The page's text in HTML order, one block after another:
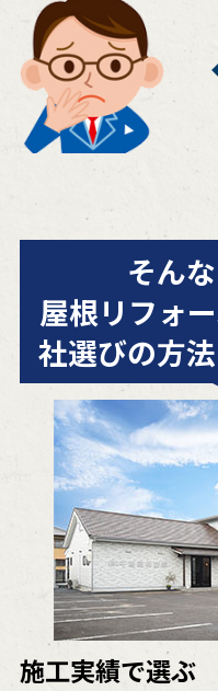
そん
屋根リフォ
社選びの方
施工実績で選ぶ